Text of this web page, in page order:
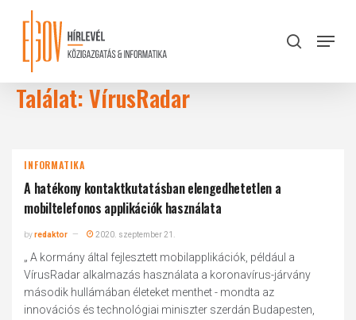
content
search
Menu
Találat: VírusRadar
INFORMATIKA
A hatékony kontaktkutatásban elengedhetetlen a
mobiltelefonos applikációk használata
byredaktor 2020. szeptember 21.
„ A kormány által fejlesztett mobilapplikációk, például a
VírusRadar alkalmazás használata a koronavírus-járvány
második hullámában életeket menthet - mondta az
innovációs és technológiai miniszter szerdán Budapesten,
Close